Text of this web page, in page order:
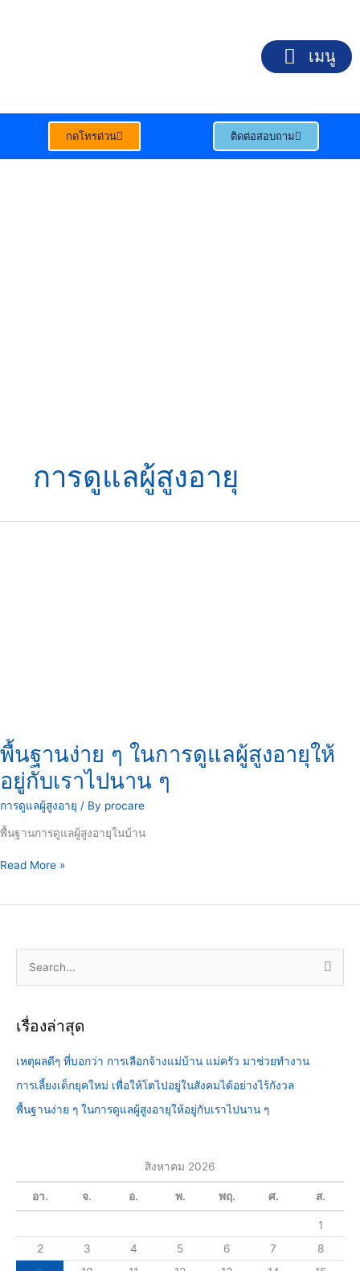
เมนู
กดโทรด่วน ติดต่อสอบถาม
การดูแลผู้สูงอายุ
พื้นฐานง่าย ๆ ในการดูแลผู้สูงอายุให้
อยู่กับเราไปนาน ๆ
การดูแลผู้สูงอายุ / By procare
พื้นฐานการดูแลผู้สูงอายุในบ้าน
เรา
ไป
ๆ
Read More »
r
c
f
เรื่องล่าสุด
เหตุผลดีๆ ที่บอกว่า การเลือกจ้างแม่บ้าน แม่ครัว มาช่วยทำงาน
การเลี้ยงเด็กยุคใหม่ เพื่อให้โตไปอยู่ในสังคมได้อย่างไร้กังวล
พื้นฐานง่าย ๆ ในการดูแลผู้สูงอายุให้อยู่กับเราไปนาน ๆ
สิงหาคม 2026
อา. จ. อ. พ. พฤ. ศ. ส.
1
2
3 4 5 6 7
8